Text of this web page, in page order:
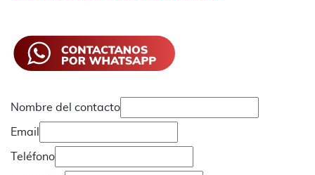
Nombre del contacto
Email
Teléfono